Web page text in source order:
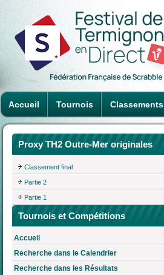
Accueil Tournois Classements
Proxy TH2 Outre-Mer originales
Classement final
Partie 2
Partie 1
Tournois et Compétitions
Accueil
Recherche dans le Calendrier
Recherche dans les Résultats